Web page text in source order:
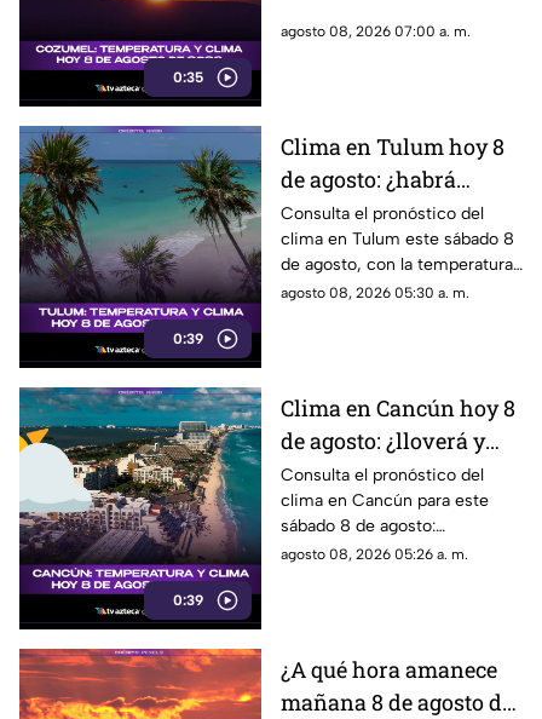
0:35
agosto 08, 2026 07:00 a. m.
0:39
Clima en Tulum hoy 8
de agosto: ¿habrá
lluvias y qué
temperatura se espera?
Consulta el pronóstico del
clima en Tulum este sábado 8
de agosto, con la temperatura
y las condiciones del tiempo.
agosto 08, 2026 05:30 a. m.
0:39
Clima en Cancún hoy 8
de agosto: ¿lloverá y
qué temperatura habrá
este sábado?
Consulta el pronóstico del
clima en Cancún para este
sábado 8 de agosto:
temperatura, lluvias y
agosto 08, 2026 05:26 a. m.
¿A qué hora amanece
mañana 8 de agosto de